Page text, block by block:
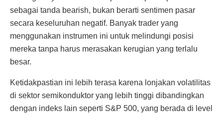
sebagai tanda bearish, bukan berarti sentimen pasar
secara keseluruhan negatif. Banyak trader yang
menggunakan instrumen ini untuk melindungi posisi
mereka tanpa harus merasakan kerugian yang terlalu
besar.
Ketidakpastian ini lebih terasa karena lonjakan volatilitas
di sektor semikonduktor yang lebih tinggi dibandingkan
dengan indeks lain seperti S&P 500, yang berada di level